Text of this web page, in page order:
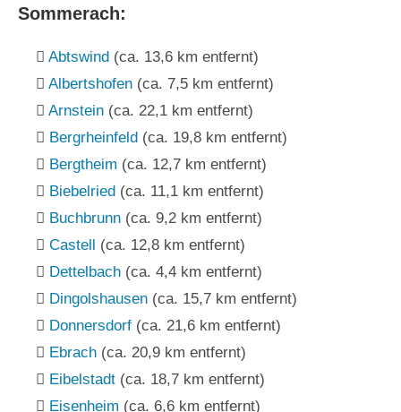
Sommerach:
Abtswind (ca. 13,6 km entfernt)
Albertshofen (ca. 7,5 km entfernt)
Arnstein (ca. 22,1 km entfernt)
Bergrheinfeld (ca. 19,8 km entfernt)
Bergtheim (ca. 12,7 km entfernt)
Biebelried (ca. 11,1 km entfernt)
Buchbrunn (ca. 9,2 km entfernt)
Castell (ca. 12,8 km entfernt)
Dettelbach (ca. 4,4 km entfernt)
Dingolshausen (ca. 15,7 km entfernt)
Donnersdorf (ca. 21,6 km entfernt)
Ebrach (ca. 20,9 km entfernt)
Eibelstadt (ca. 18,7 km entfernt)
Eisenheim (ca. 6,6 km entfernt)